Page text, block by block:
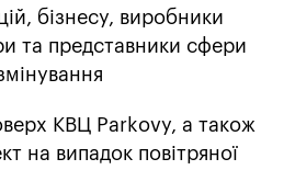
бізнесу, виробники
та представники сфери
КВЦ Parkovy, а також
на випадок повітряної